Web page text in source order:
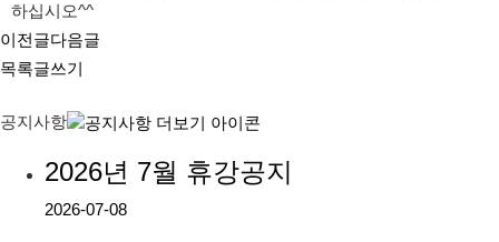
하십시오^^
이전글다음글
목록글쓰기
공지사항
2026년 7월 휴강공지
2026-07-08